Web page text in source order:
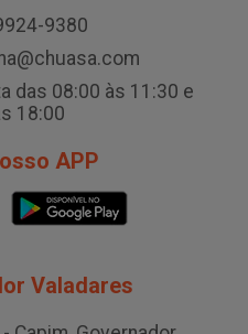
9380
das 08:00 às 11:30 e
18:00
APP
Valadares